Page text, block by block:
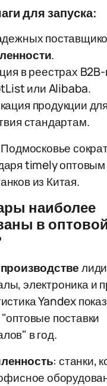
для запуска:
.
в реестрах
или Alibaba.
продукции для
стандартам.
timely оптовым
из Китая.
наиболее
в оптовой
производстве
электроника и
Yandex
поставки
в год.
: станки,